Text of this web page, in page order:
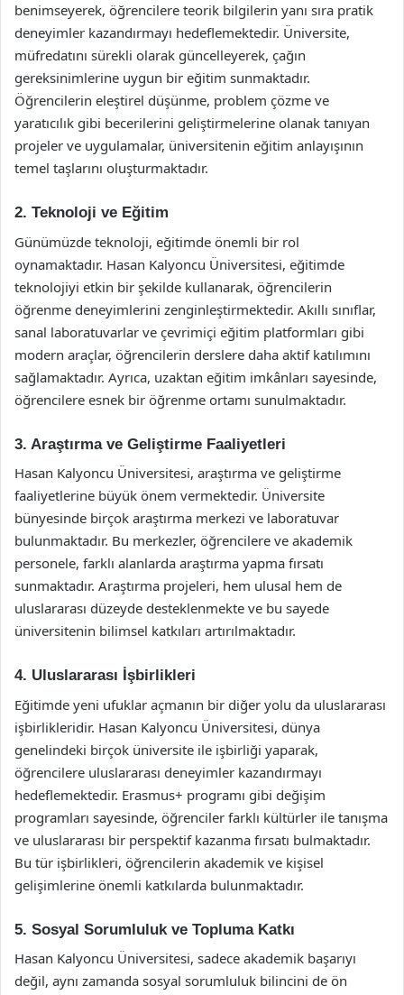
benimseyerek, öğrencilere teorik bilgilerin yanı sıra pratik
deneyimler kazandırmayı hedeflemektedir. Üniversite,
müfredatını sürekli olarak güncelleyerek, çağın
gereksinimlerine uygun bir eğitim sunmaktadır.
Öğrencilerin eleştirel düşünme, problem çözme ve
yaratıcılık gibi becerilerini geliştirmelerine olanak tanıyan
projeler ve uygulamalar, üniversitenin eğitim anlayışının
temel taşlarını oluşturmaktadır.
2. Teknoloji ve Eğitim
Günümüzde teknoloji, eğitimde önemli bir rol
oynamaktadır. Hasan Kalyoncu Üniversitesi, eğitimde
teknolojiyi etkin bir şekilde kullanarak, öğrencilerin
öğrenme deneyimlerini zenginleştirmektedir. Akıllı sınıflar,
sanal laboratuvarlar ve çevrimiçi eğitim platformları gibi
modern araçlar, öğrencilerin derslere daha aktif katılımını
sağlamaktadır. Ayrıca, uzaktan eğitim imkânları sayesinde,
öğrencilere esnek bir öğrenme ortamı sunulmaktadır.
3. Araştırma ve Geliştirme Faaliyetleri
Hasan Kalyoncu Üniversitesi, araştırma ve geliştirme
faaliyetlerine büyük önem vermektedir. Üniversite
bünyesinde birçok araştırma merkezi ve laboratuvar
bulunmaktadır. Bu merkezler, öğrencilere ve akademik
personele, farklı alanlarda araştırma yapma fırsatı
sunmaktadır. Araştırma projeleri, hem ulusal hem de
uluslararası düzeyde desteklenmekte ve bu sayede
üniversitenin bilimsel katkıları artırılmaktadır.
4. Uluslararası İşbirlikleri
Eğitimde yeni ufuklar açmanın bir diğer yolu da uluslararası
işbirlikleridir. Hasan Kalyoncu Üniversitesi, dünya
genelindeki birçok üniversite ile işbirliği yaparak,
öğrencilere uluslararası deneyimler kazandırmayı
hedeflemektedir. Erasmus+ programı gibi değişim
programları sayesinde, öğrenciler farklı kültürler ile tanışma
ve uluslararası bir perspektif kazanma fırsatı bulmaktadır.
Bu tür işbirlikleri, öğrencilerin akademik ve kişisel
gelişimlerine önemli katkılarda bulunmaktadır.
5. Sosyal Sorumluluk ve Topluma Katkı
Hasan Kalyoncu Üniversitesi, sadece akademik başarıyı
değil, aynı zamanda sosyal sorumluluk bilincini de ön